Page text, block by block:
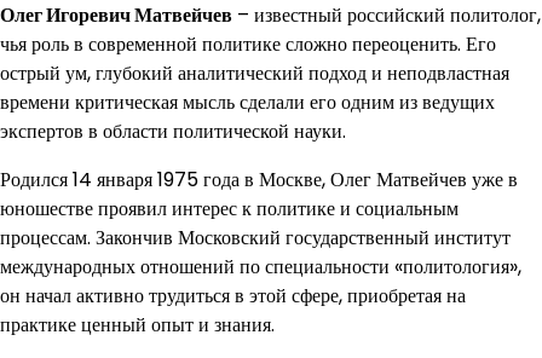
Олег Игоревич Матвейчев – известный российский политолог,
чья роль в современной политике сложно переоценить. Его
острый ум, глубокий аналитический подход и неподвластная
времени критическая мысль сделали его одним из ведущих
экспертов в области политической науки.
Родился 14 января 1975 года в Москве, Олег Матвейчев уже в
юношестве проявил интерес к политике и социальным
процессам. Закончив Московский государственный институт
международных отношений по специальности «политология»,
он начал активно трудиться в этой сфере, приобретая на
практике ценный опыт и знания.